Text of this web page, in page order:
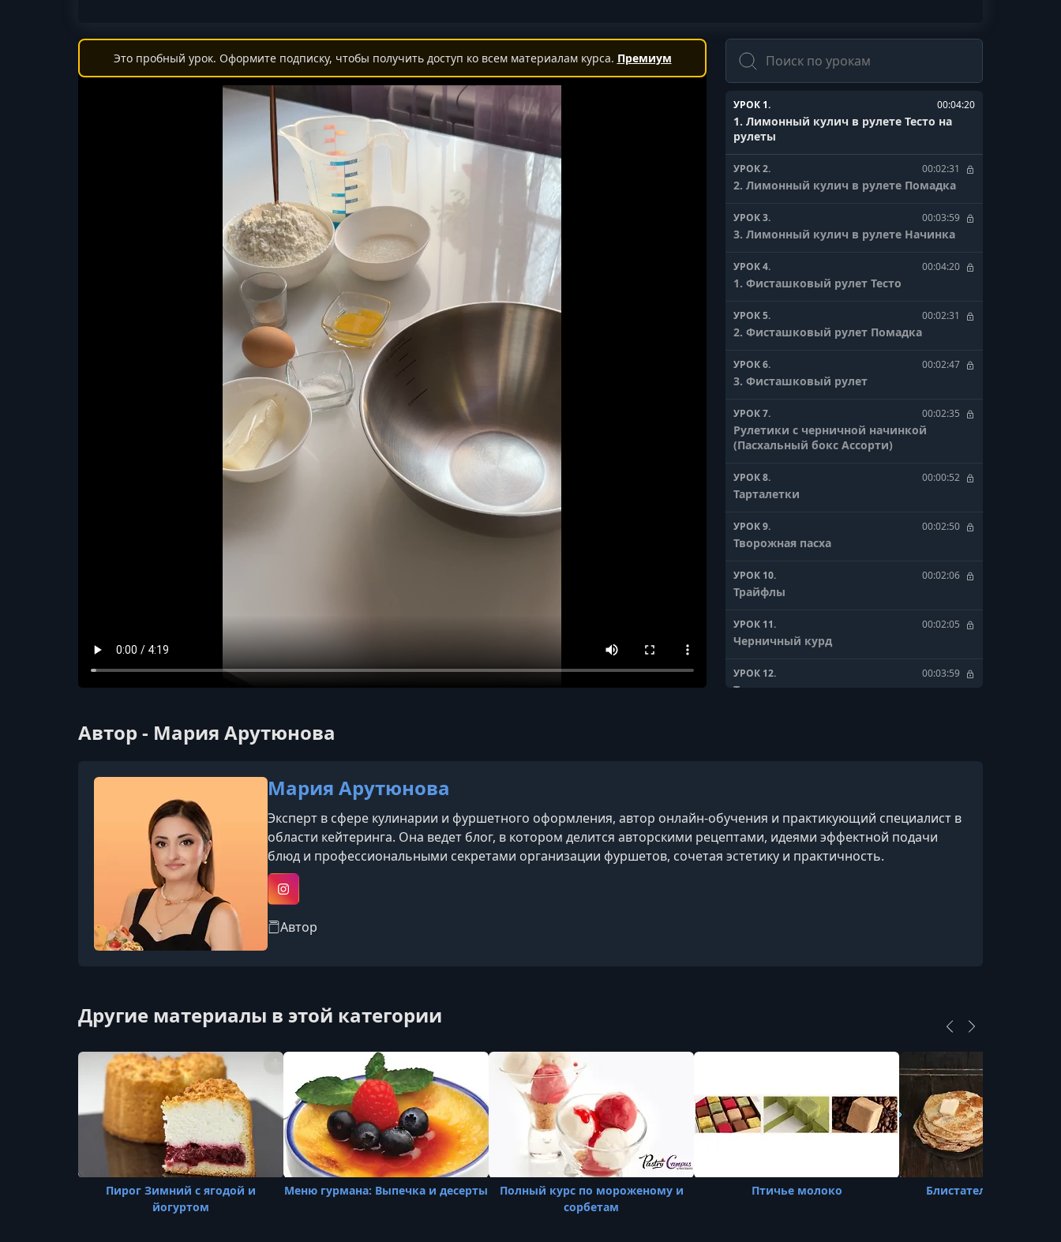
Это пробный урок. Оформите подписку, чтобы получить доступ ко всем материалам курса. Премиум
Поиск
УРОК 1. 00:04:20
1. Лимонный кулич в рулете Тесто на
рулеты
УРОК 2. 00:02:31
2. Лимонный кулич в рулете Помадка
УРОК 3. 00:03:59
3. Лимонный кулич в рулете Начинка
УРОК 4. 00:04:20
1. Фисташковый рулет Тесто
УРОК 5. 00:02:31
2. Фисташковый рулет Помадка
УРОК 6. 00:02:47
3. Фисташковый рулет
УРОК 7. 00:02:35
Рулетики с черничной начинкой
(Пасхальный бокс Ассорти)
УРОК 8. 00:00:52
Тарталетки
УРОК 9. 00:02:50
Творожная пасха
УРОК 10. 00:02:06
Трайфлы
УРОК 11. 00:02:05
Черничный курд
УРОК 12. 00:03:59
Творожная, апельсиновая пасха
Автор - Мария Арутюнова
Мария Арутюнова
Эксперт в сфере кулинарии и фуршетного оформления, автор онлайн-обучения и практикующий специалист в
области кейтеринга. Она ведет блог, в котором делится авторскими рецептами, идеями эффектной подачи
блюд и профессиональными секретами организации фуршетов, сочетая эстетику и практичность.
Instagram
Автор
Другие материалы в этой категории
Пирог Зимний с ягодой и
йогуртом
Меню гурмана: Выпечка и десерты
Полный курс по мороженому и
сорбетам
Птичье молоко Блистательные